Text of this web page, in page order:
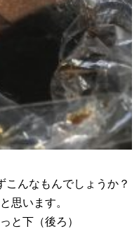
んなもんでしょうか？
思います。
と下（後ろ）